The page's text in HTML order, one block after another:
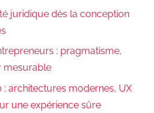
juridique dès la conception
: pragmatisme,
mesurable
: architectures modernes, UX
une expérience sûre